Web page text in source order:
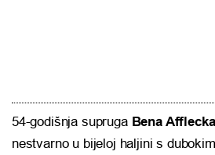
54-godišnja supruga Bena Afflecka
nestvarno u bijeloj haljini s